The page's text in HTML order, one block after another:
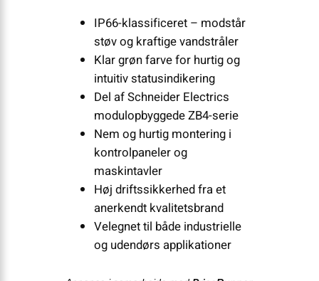
IP66-klassificeret – modstår
støv og kraftige vandstråler
Klar grøn farve for hurtig og
intuitiv statusindikering
Del af Schneider Electrics
modulopbyggede ZB4-serie
Nem og hurtig montering i
kontrolpaneler og
maskintavler
Høj driftssikkerhed fra et
anerkendt kvalitetsbrand
Velegnet til både industrielle
og udendørs applikationer